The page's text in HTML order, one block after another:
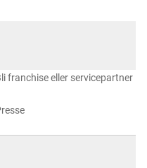
franchise eller servicepartner